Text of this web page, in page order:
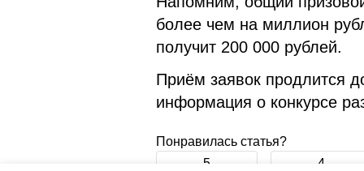
более чем на миллион
получит 200 000 рублей.
Приём заявок продлится
информация о конкурсе
Понравилась статья?
5
4